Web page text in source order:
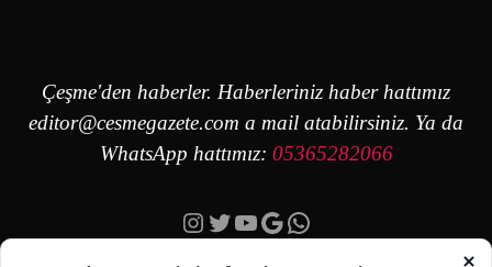
Çeşme'den haberler. Haberleriniz haber hattımız
editor@cesmegazete.com a mail atabilirsiniz. Ya da
WhatsApp hattımız: 05365282066
Instagram
Twitter
YouTube
Google
https://wa.me/